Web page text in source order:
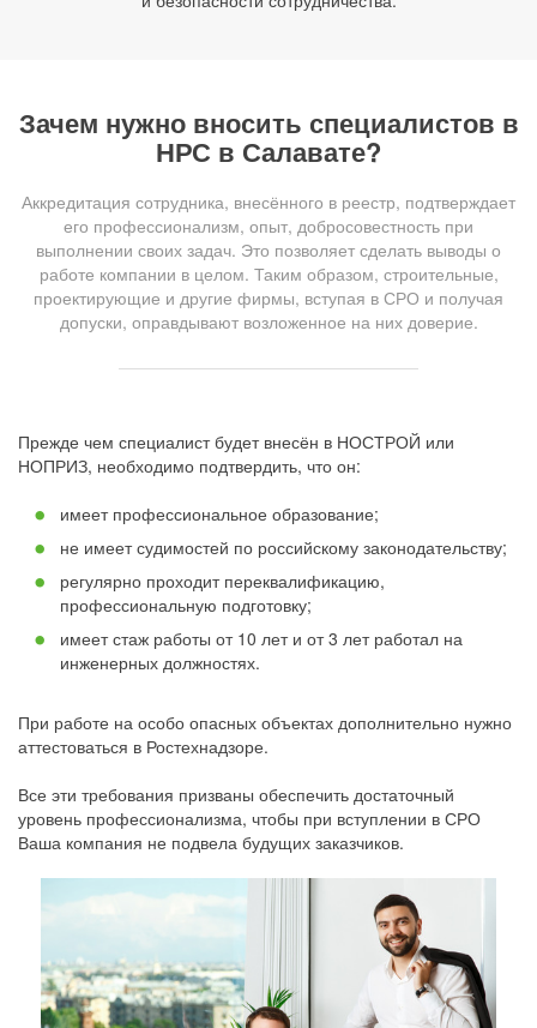
Зачем нужно вносить специалистов в
НРС в Салавате?
Аккредитация сотрудника, внесённого в реестр, подтверждает
его профессионализм, опыт, добросовестность при
выполнении своих задач. Это позволяет сделать выводы о
работе компании в целом. Таким образом, строительные,
проектирующие и другие фирмы, вступая в СРО и получая
допуски, оправдывают возложенное на них доверие.
Прежде чем специалист будет внесён в НОСТРОЙ или
НОПРИЗ, необходимо подтвердить, что он:
имеет профессиональное образование;
не имеет судимостей по российскому законодательству;
регулярно проходит переквалификацию,
профессиональную подготовку;
имеет стаж работы от 10 лет и от 3 лет работал на
инженерных должностях.
При работе на особо опасных объектах дополнительно нужно
аттестоваться в Ростехнадзоре.
Все эти требования призваны обеспечить достаточный
уровень профессионализма, чтобы при вступлении в СРО
Ваша компания не подвела будущих заказчиков.